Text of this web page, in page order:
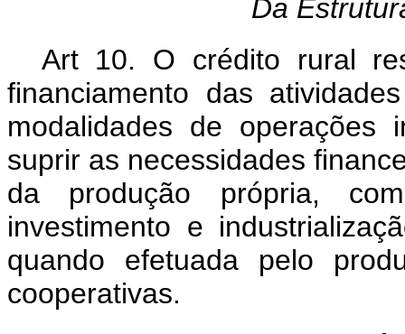
Da
Art 10. O crédito rural
financiamento das
modalidades de operações
suprir as necessidades
da produção própria,
investimento e
quando efetuada pelo
cooperativas.